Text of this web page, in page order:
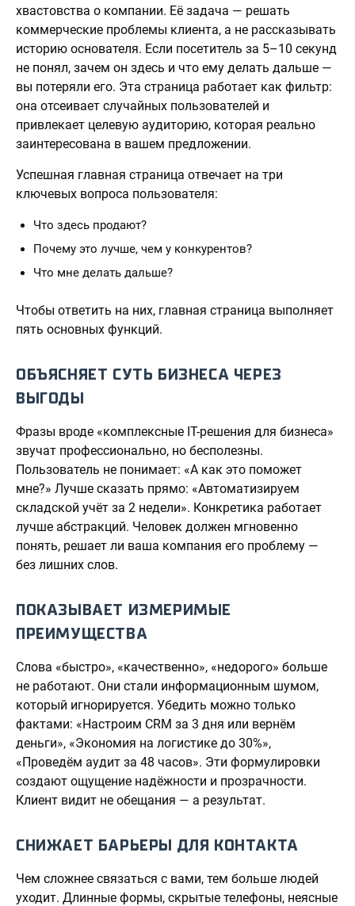
хвастовства о компании. Её задача — решать
коммерческие проблемы клиента, а не рассказывать
историю основателя. Если посетитель за 5–10 секунд
не понял, зачем он здесь и что ему делать дальше —
вы потеряли его. Эта страница работает как фильтр:
она отсеивает случайных пользователей и
привлекает целевую аудиторию, которая реально
заинтересована в вашем предложении.
Успешная главная страница отвечает на три
ключевых вопроса пользователя:
Что здесь продают?
Почему это лучше, чем у конкурентов?
Что мне делать дальше?
Чтобы ответить на них, главная страница выполняет
пять основных функций.
ОБЪЯСНЯЕТ СУТЬ БИЗНЕСА ЧЕРЕЗ
ВЫГОДЫ
Фразы вроде «комплексные IT-решения для бизнеса»
звучат профессионально, но бесполезны.
Пользователь не понимает: «А как это поможет
мне?» Лучше сказать прямо: «Автоматизируем
складской учёт за 2 недели». Конкретика работает
лучше абстракций. Человек должен мгновенно
понять, решает ли ваша компания его проблему —
без лишних слов.
ПОКАЗЫВАЕТ ИЗМЕРИМЫЕ
ПРЕИМУЩЕСТВА
Слова «быстро», «качественно», «недорого» больше
не работают. Они стали информационным шумом,
который игнорируется. Убедить можно только
фактами: «Настроим CRM за 3 дня или вернём
деньги», «Экономия на логистике до 30%»,
«Проведём аудит за 48 часов». Эти формулировки
создают ощущение надёжности и прозрачности.
Клиент видит не обещания — а результат.
СНИЖАЕТ БАРЬЕРЫ ДЛЯ КОНТАКТА
Чем сложнее связаться с вами, тем больше людей
уходит. Длинные формы, скрытые телефоны, неясные